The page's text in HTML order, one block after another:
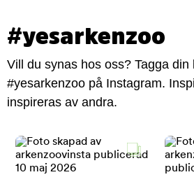
#yesarkenzoo
Vill du synas hos oss? Tagga din
#yesarkenzoo på Instagram.
inspireras av andra.